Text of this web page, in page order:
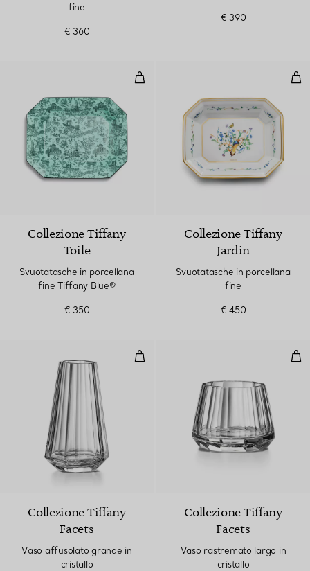
fine
€ 360
€ 390
Svuotatasche in porcellana fine
Collezione Tiffany
Toile
Svuotatasche in porcellana
fine Tiffany Blue®
€ 350
Collezione Tiffany
Jardin
Svuotatasche in porcellana
fine
€ 450
Vaso affusolato grande in
Collezione Tiffany
Facets
Vaso affusolato grande in
cristallo
Collezione Tiffany
Facets
Vaso rastremato largo in
cristallo